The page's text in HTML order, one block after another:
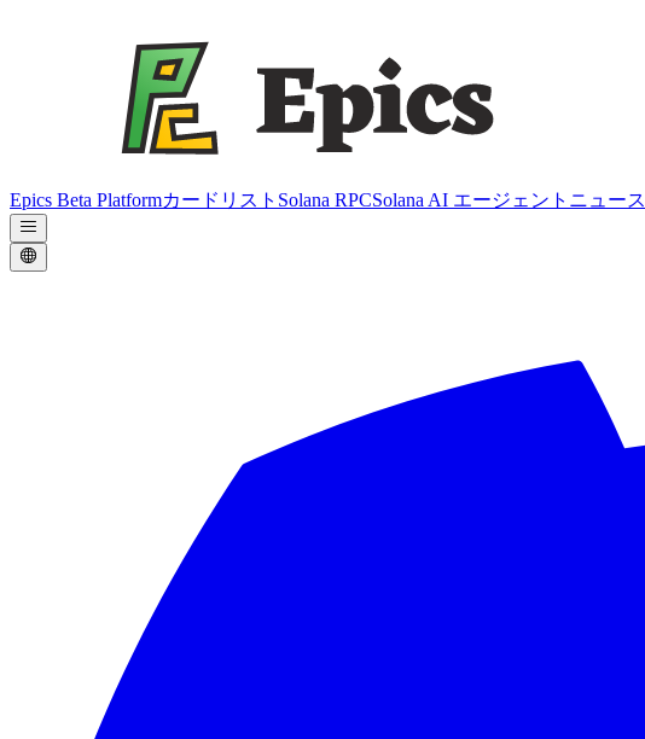
Epics Beta Platformカードリスト Solana RPCSolana AI エージェント ニュース